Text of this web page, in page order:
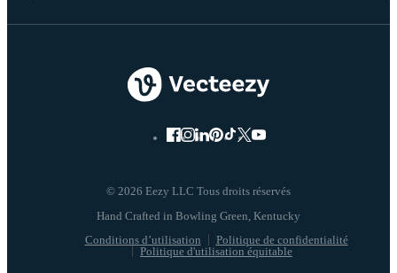
© 2026 Eezy LLC Tous droits réservés
Conditions d’utilisation
Politique de confidentialité
Politique d'utilisation équitable